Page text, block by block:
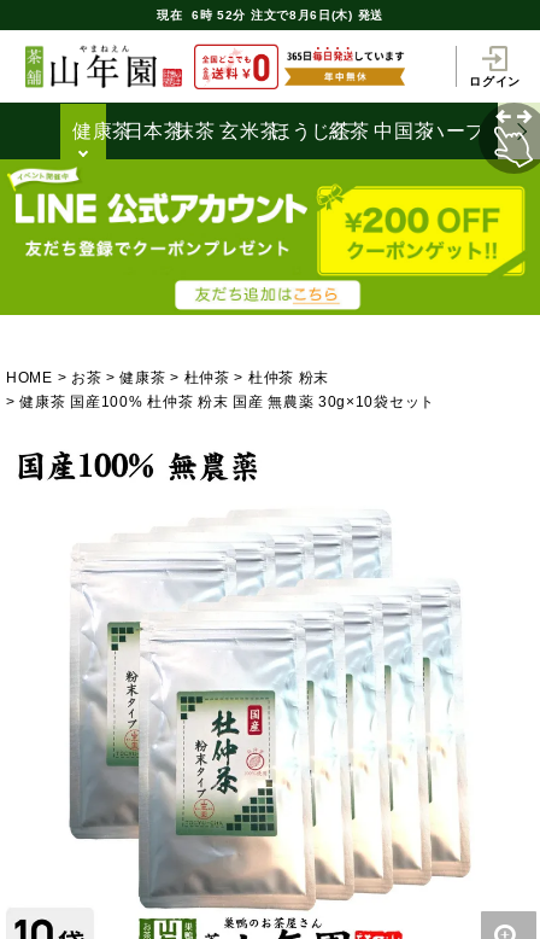
現在 6時 52分 注文で8月6日(木) 発送
ログイン
健康茶日本茶抹茶 玄米茶ほうじ茶
紅茶 中国茶ハーブティ
HOME お茶 健康茶 杜仲茶
杜仲茶 粉末
健康茶 国産100% 杜仲茶 粉末 国産 無農薬 30g×10袋セット